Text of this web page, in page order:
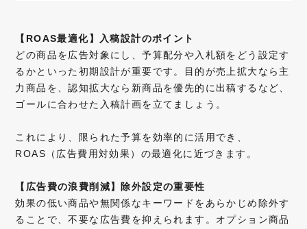
【ROAS最適化】入稿設計のポイント
どの商品を広告対象にし、予算配分や入札額をどう設定す
るかといった初期設計が重要です。目的が売上拡大なら主
力商品を、認知拡大なら新商品を優先的に出稿するなど、
ゴールに合わせた入稿計画を立てましょう。
これにより、限られた予算を効率的に活用でき、
ROAS（広告費用対効果）の最適化に近づきます。
【広告費の浪費削減】除外設定の重要性
効果の低い商品や無関係なキーワードをあらかじめ除外す
ることで、不要な広告費を抑えられます。オプション商品